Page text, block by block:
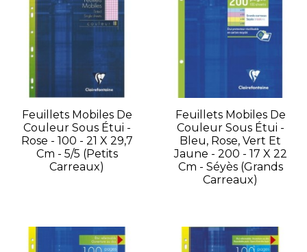
Feuillets Mobiles De
Couleur Sous Étui -
Rose - 100 - 21 X 29,7
Cm - 5/5 (petits
Carreaux)
Feuillets Mobiles De
Couleur Sous Étui -
Bleu, Rose, Vert Et
Jaune - 200 - 17 X 22
Cm - Séyès (grands
Carreaux)